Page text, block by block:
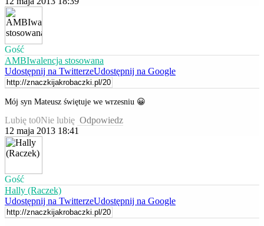
Gość
AMBIwalencja stosowana
Udostępnij na TwitterzeUdostępnij na Google
Mój syn Mateusz świętuje we wrzesniu 😀
Lubię to0Nie lubię Odpowiedz
12 maja 2013 18:41
Gość
Hally (Raczek)
Udostępnij na TwitterzeUdostępnij na Google